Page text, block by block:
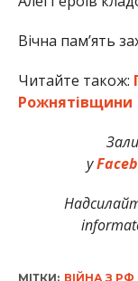
Вічна пам’ять
Читайте також:
Рожнятівщини
у
МІТКИ: ВІЙНА З РФ